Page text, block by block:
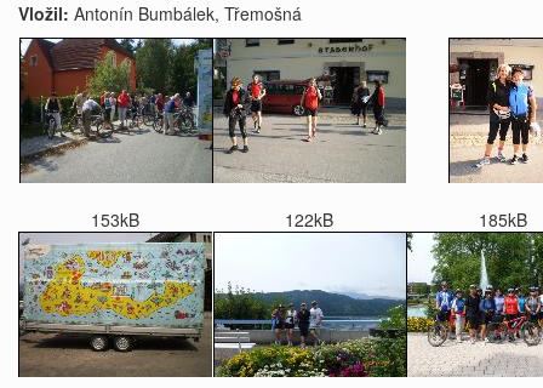
Vložil: Antonín Bumbálek, Třemošná
153kB 122kB 185kB